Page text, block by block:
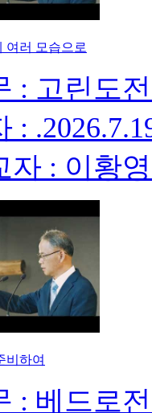
여러 모습으로
: 고린도
:
자 : 이황
비하여
: 베드로